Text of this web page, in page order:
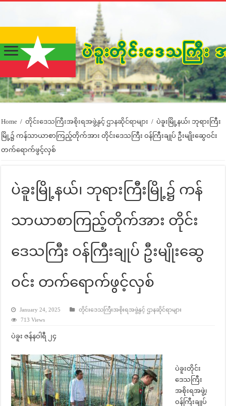
Home / တိုင်းဒေသကြီးအစိုးရအဖွဲ့နှင့် ဌာနဆိုင်ရာများ / ပဲခူးမြို့နယ်၊ ဘုရားကြီး
မြို့၌ ကန်သာယာစာကြည့်တိုက်အား တိုင်းဒေသကြီး ဝန်ကြီးချုပ် ဦးမျိုးဆွေဝင်း
တက်ရောက်ဖွင့်လှစ်
ပဲခူးမြို့နယ်၊ ဘုရားကြီးမြို့၌ ကန်
သာယာစာကြည့်တိုက်အား တိုင်း
ဒေသကြီး ဝန်ကြီးချုပ် ဦးမျိုးဆွေ
ဝင်း တက်ရောက်ဖွင့်လှစ်
January 24, 2025
တိုင်းဒေသကြီးအစိုးရအဖွဲ့နှင့် ဌာနဆိုင်ရာများ
713 Views
ပဲခူး ဇန်နဝါရီ ၂၄
ပဲခူးတိုင်း
ဒေသကြီး
အစိုးရအဖွဲ့၊
ဝန်ကြီးချုပ်